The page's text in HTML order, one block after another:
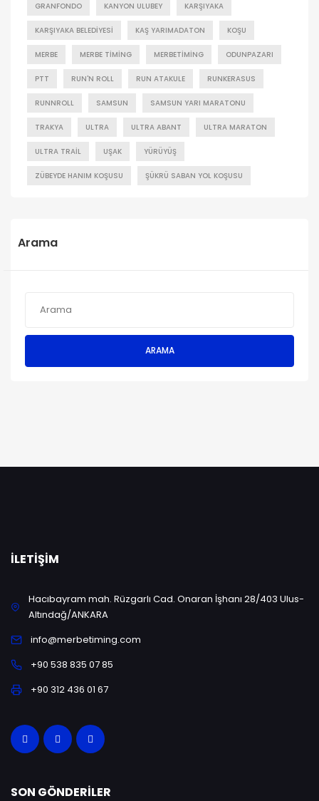
GRANFONDO KANYON ULUBEY KARŞIYAKA
KARŞIYAKA BELEDIYESI KAŞ YARIMADATON KOŞU
MERBE MERBE TIMING MERBETIMING ODUNPAZARI
PTT RUN'N ROLL RUN ATAKULE RUNKERASUS
RUNNROLL SAMSUN SAMSUN YARI MARATONU
TRAKYA ULTRA ULTRA ABANT ULTRA MARATON
ULTRA TRAIL UŞAK YÜRÜYÜŞ
ZÜBEYDE HANIM KOŞUSU ŞÜKRÜ SABAN YOL KOŞUSU
Arama
ARAMA
İLETIŞIM
Hacıbayram mah. Rüzgarlı Cad. Onaran İşhanı 28/403 Ulus-
Altındağ/ANKARA
info@merbetiming.com
+90 538 835 07 85
+90 312 436 01 67
SON GÖNDERILER